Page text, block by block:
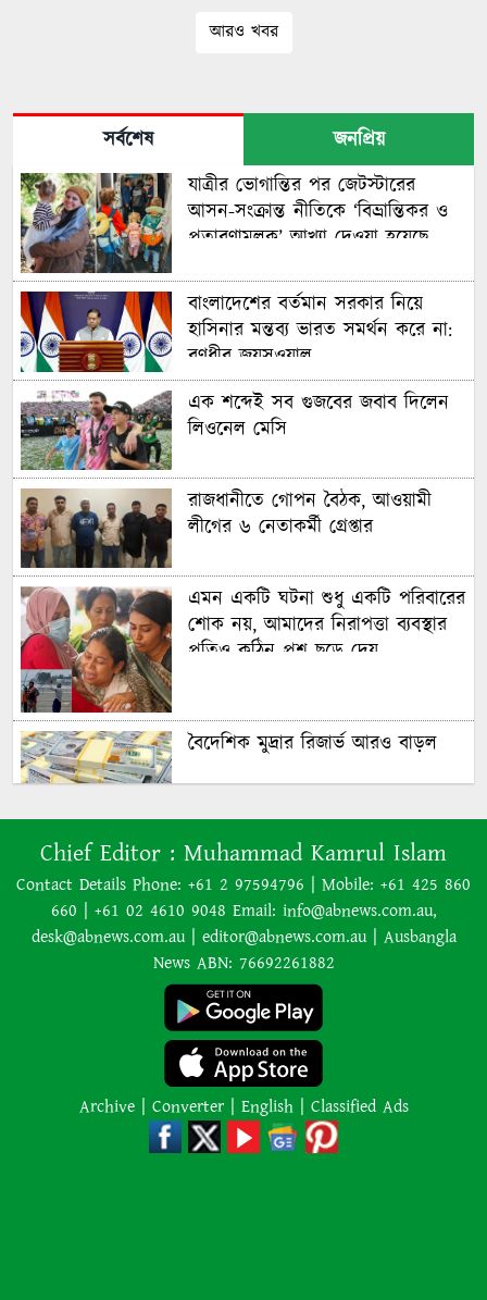
আরও খবর
সর্বশেষ
জনপ্রিয়
যাত্রীর ভোগান্তির পর জেটস্টারের
আসন-সংক্রান্ত নীতিকে ‘বিভ্রান্তিকর ও
প্রতারণামূলক’ আখ্যা দেওয়া হয়েছে
বাংলাদেশের বর্তমান সরকার নিয়ে
হাসিনার মন্তব্য ভারত সমর্থন করে না:
রণধীর জয়সওয়াল
এক শব্দেই সব গুজবের জবাব দিলেন
লিওনেল মেসি
রাজধানীতে গোপন বৈঠক, আওয়ামী
লীগের ৬ নেতাকর্মী গ্রেপ্তার
এমন একটি ঘটনা শুধু একটি পরিবারের
শোক নয়, আমাদের নিরাপত্তা ব্যবস্থার
প্রতিও কঠিন প্রশ্ন ছুড়ে দেয়
বৈদেশিক মুদ্রার রিজার্ভ আরও বাড়ল
৭০ বছর আগে যা ‍দিয়ে শুরু হয়েছিল
বাংলাদেশের চলচ্চিত্র ‘মুখ ও মুখোশ’
নিউজিল্যান্ডে ৫.৯ মাত্রার শক্তিশালী
ভূমিকম্প
ইরানের বিরুদ্ধে হামলা স্থগিত ট্রাম্পের,
নতুন করে শান্তি আলোচনা শুরু
অজ্ঞাত কারণে অগ্নিকাণ্ডে একই
পরিবারের তিন সদস্যের মৃত্যু
Chief Editor : Muhammad Kamrul Islam
Contact Details Phone: +61 2 97594796 | Mobile: +61 425 860
660 | +61 02 4610 9048 Email: info@abnews.com.au,
desk@abnews.com.au | editor@abnews.com.au | Ausbangla
News ABN: 76692261882
Archive | Converter | English | Classified Ads